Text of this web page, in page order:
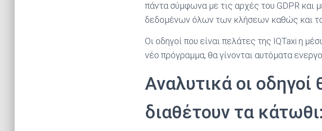
πάντα σύμφωνα με τις αρχές του GDPR και
δεδομένων όλων των κλήσεων καθώς και
Οι οδηγοί που είναι πελάτες της IQTaxi η
νέο πρόγραμμα, θα γίνονται αυτόματα
Αναλυτικά οι οδηγοί
διαθέτουν τα κάτωθι: